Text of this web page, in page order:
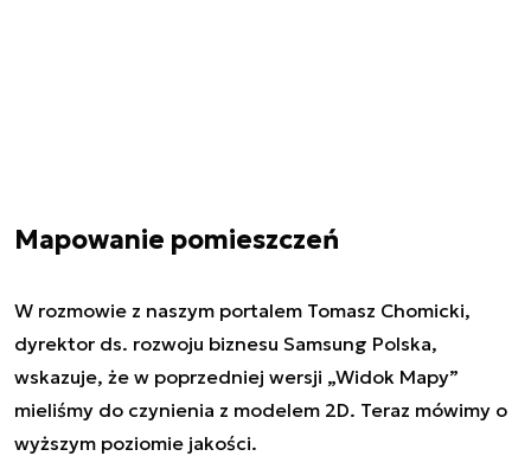
Mapowanie pomieszczeń
W rozmowie z naszym portalem Tomasz Chomicki,
dyrektor ds. rozwoju biznesu Samsung Polska,
wskazuje, że w poprzedniej wersji „Widok Mapy”
mieliśmy do czynienia z modelem 2D. Teraz mówimy o
wyższym poziomie jakości.